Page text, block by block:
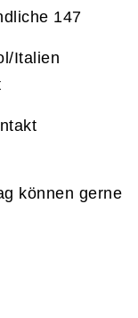
147
Italien
können gerne